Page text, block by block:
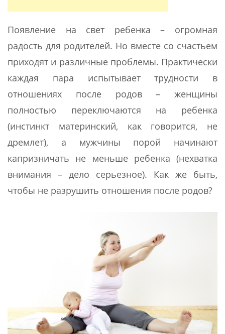
Появление на свет ребенка – огромная
радость для родителей. Но вместе со счастьем
приходят и различные проблемы. Практически
каждая пара испытывает трудности в
отношениях после родов – женщины
полностью переключаются на ребенка
(инстинкт материнский, как говорится, не
дремлет), а мужчины порой начинают
капризничать не меньше ребенка (нехватка
внимания – дело серьезное). Как же быть,
чтобы не разрушить отношения после родов?